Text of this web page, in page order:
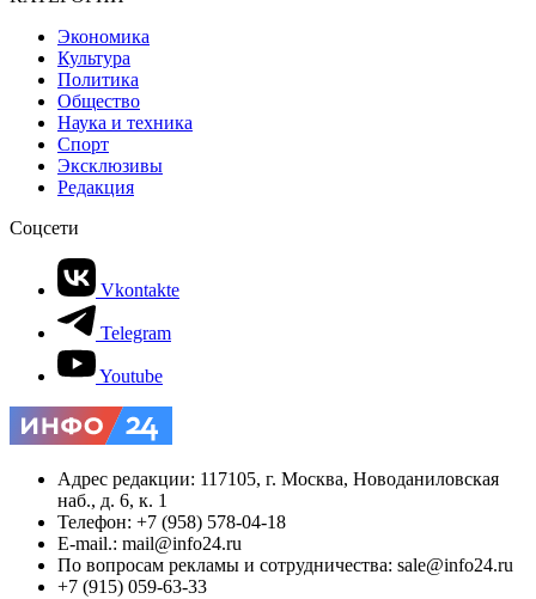
Экономика
Культура
Политика
Общество
Наука и техника
Спорт
Эксклюзивы
Редакция
Соцсети
Vkontakte
Telegram
Youtube
Адрес редакции: 117105, г. Москва, Новоданиловская
наб., д. 6, к. 1
Телефон: +7 (958) 578-04-18
E-mail.: mail@info24.ru
По вопросам рекламы и сотрудничества: sale@info24.ru
+7 (915) 059-63-33